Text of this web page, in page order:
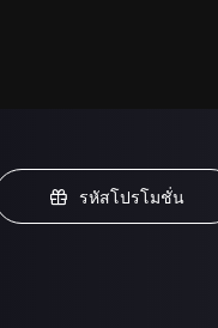
รหัสโปรโมชั่น